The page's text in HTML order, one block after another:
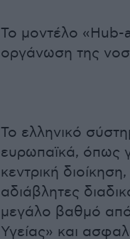
Το μοντέλο «Hub-
οργάνωση της
Το ελληνικό
ευρωπαϊκά, όπως
κεντρική
αδιάβλητες
μεγάλο βαθμό
Υγείας» και